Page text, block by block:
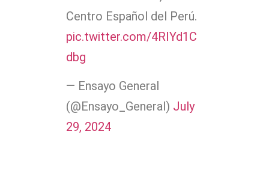
Centro Español del Perú.
pic.twitter.com/4RIYd1C
dbg
— Ensayo General
(@Ensayo_General) July
29, 2024